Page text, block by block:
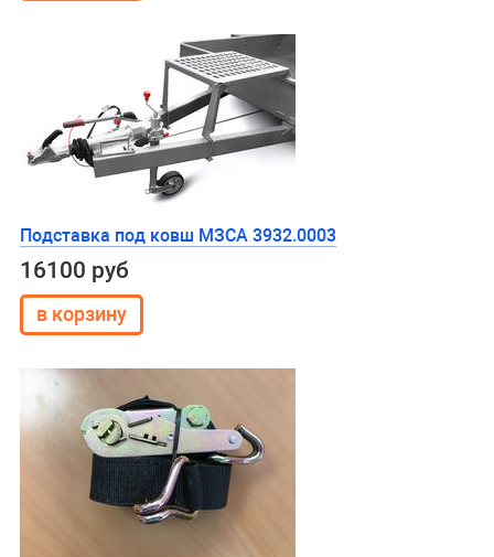
Подставка под ковш МЗСА 3932.0003
16100 руб